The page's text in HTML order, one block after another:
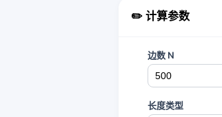
✏️ 计算参数
边数 N
长度类型